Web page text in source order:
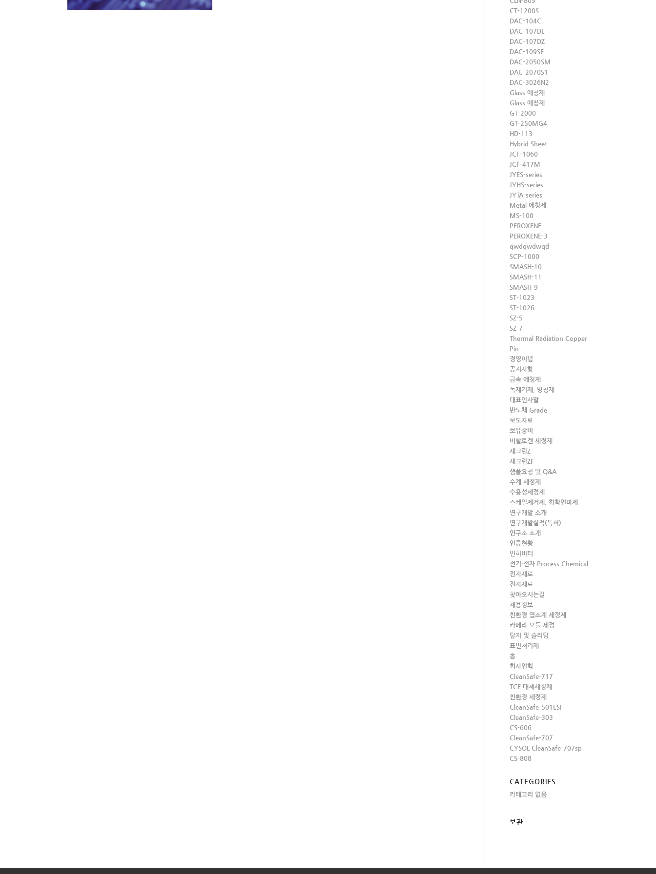
CT-1200S
DAC-104C
DAC-107DL
DAC-107DZ
DAC-109SE
DAC-2050SM
DAC-2070S1
DAC-3026N2
Glass 에칭제
Glass 에칭제
GT-2000
GT-250MG4
HD-113
Hybrid Sheet
JCF-1060
JCF-417M
JYES-series
JYHS-series
JYTA-series
Metal 에칭제
MS-100
PEROXENE
PEROXENE-3
qwdqwdwqd
SCP-1000
SMASH-10
SMASH-11
SMASH-9
ST-1023
ST-1026
SZ-5
SZ-7
Thermal Radiation Copper
Pin
경영이념
공지사항
금속 에칭제
녹제거제, 방청제
대표인사말
반도체 Grade
보도자료
보유장비
비할로겐 세정제
새크린Z
새크린ZF
샘플요청 및 Q&A
수계 세정제
수용성세정제
스케일제거제, 화학연마제
연구개발 소개
연구개발실적(특허)
연구소 소개
인증현황
인히비터
전기·전자 Process Chemical
전자재료
전자재료
찾아오시는길
채용정보
친환경 염소계 세정제
카메라 모듈 세정
탈지 및 슬리팅
표면처리제
홈
회사연혁
CleanSafe-717
TCE 대체세정제
친환경 세정제
CleanSafe-501ESF
CleanSafe-303
CS-606
CleanSafe-707
CYSOL CleanSafe-707sp
CS-808
CATEGORIES
카테고리 없음
보관